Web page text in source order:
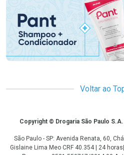
Voltar ao
CopyrightCopyright © Drogaria São Paulo
São Paulo - SP: Avenida Renata, 60,
Gislaine Lima Meo CRF 40.354 | 24